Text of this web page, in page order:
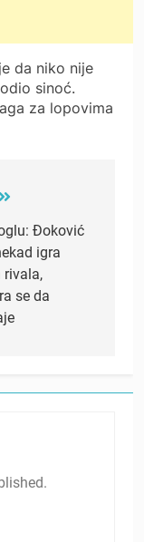
da niko nije
sinoć.
za lopovima
Đoković
igra
rivala,
se da